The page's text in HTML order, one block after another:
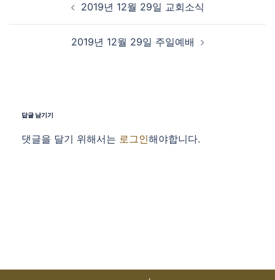
2019년 12월 29일 교회소식
2019년 12월 29일 주일예배
답글 남기기
댓글을 달기 위해서는 로그인해야합니다.